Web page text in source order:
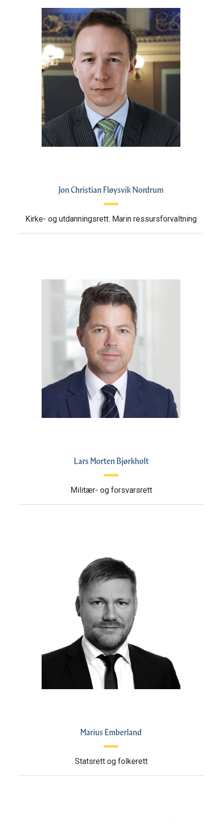
Jon Christian Fløysvik Nordrum
Kirke- og utdanningsrett. Marin ressursforvaltning
Lars Morten Bjørkholt
Militær- og forsvarsrett
Marius Emberland
Statsrett og folkerett